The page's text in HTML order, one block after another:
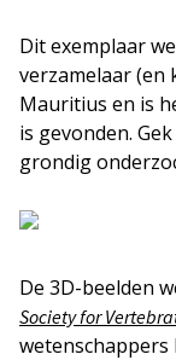
Dit exemplaar
verzamelaar (en
Mauritius en is
is gevonden.
grondig
De 3D-beelden
Society for
wetenschappers